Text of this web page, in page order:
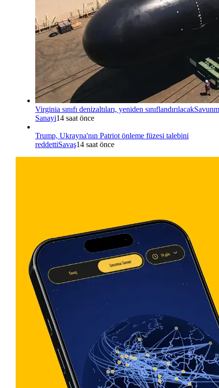
Virginia sınıfı denizaltıları, yeniden sınıflandırılacak
Sanayi14 saat önce
Trump, Ukrayna'nın Patriot önleme füzesi talebini
reddettiSavaş14 saat önce